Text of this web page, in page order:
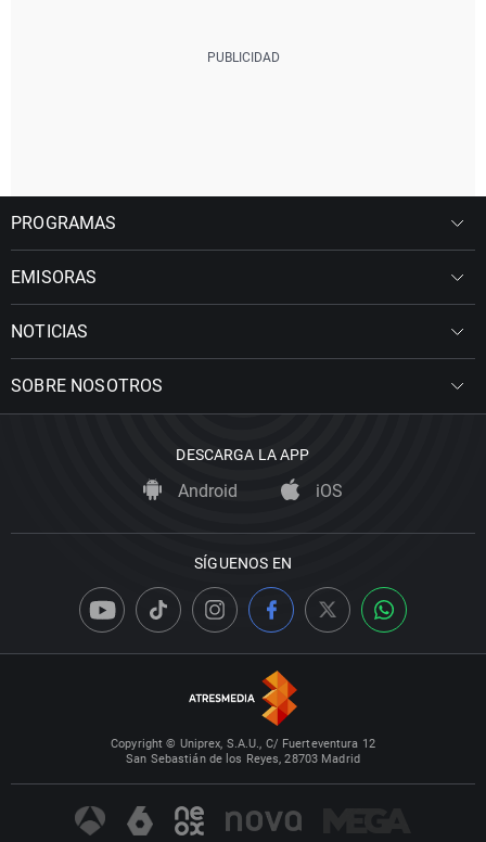
PROGRAMAS
EMISORAS
NOTICIAS
SOBRE NOSOTROS
DESCARGA LA APP
Android iOS
SÍGUENOS EN
Copyright © Uniprex, S.A.U., C/ Fuerteventura 12
San Sebastián de los Reyes, 28703 Madrid